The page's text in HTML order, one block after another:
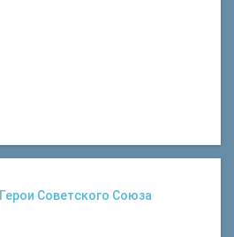
Герои Советского Союза